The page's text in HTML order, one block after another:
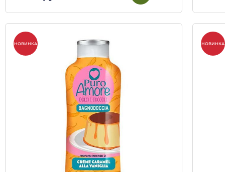
НОВИНКА НОВИНКА